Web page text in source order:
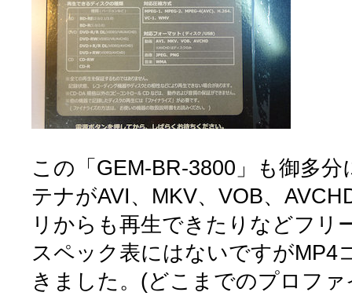
この「GEM-BR-3800」も御多
テナがAVI、MKV、VOB、
リからも再生できたりなどフリ
スペック表にはないですがMP4
きました。(どこまでのプロフ